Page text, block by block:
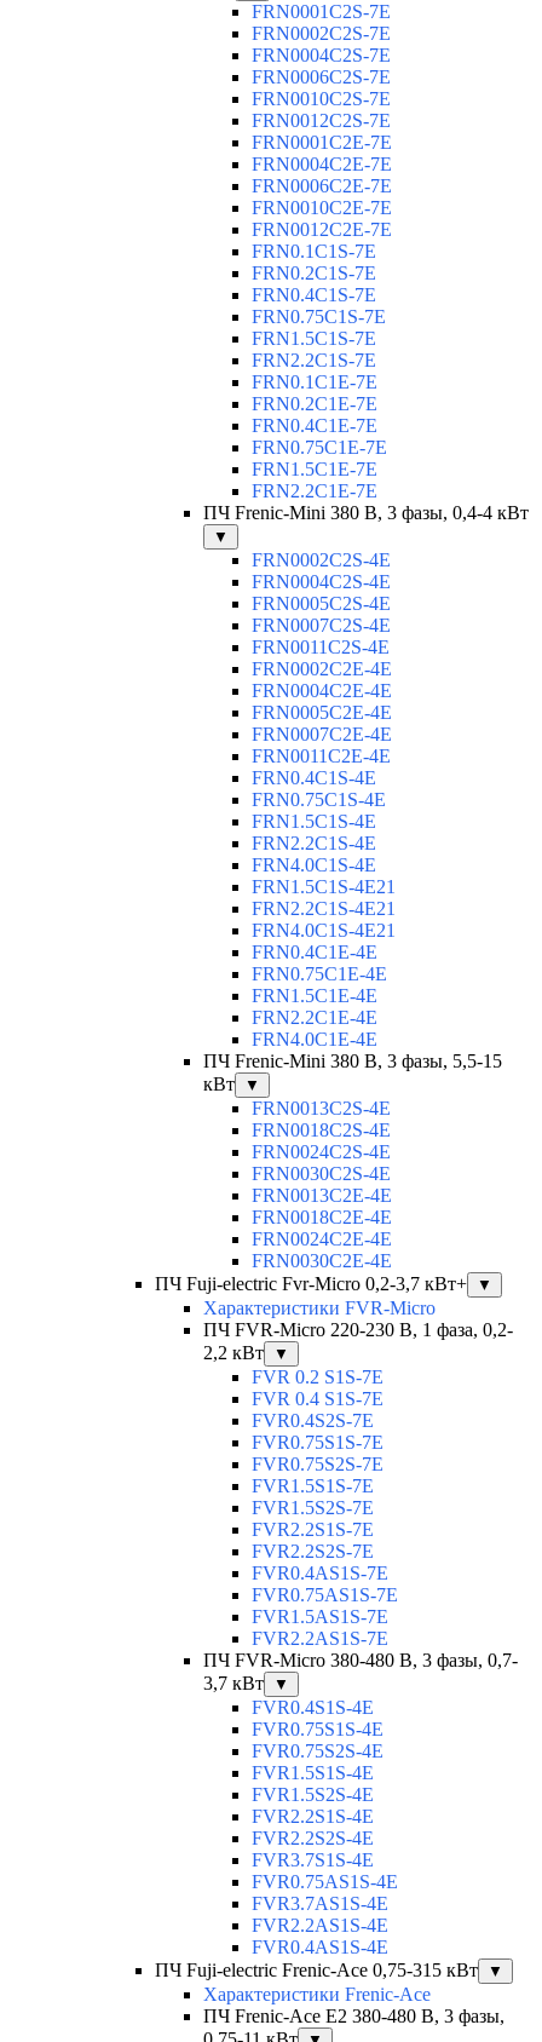
FRN0001C2S-7E
FRN0002C2S-7E
FRN0004C2S-7E
FRN0006C2S-7E
FRN0010C2S-7E
FRN0012C2S-7E
FRN0001C2E-7E
FRN0004C2E-7E
FRN0006C2E-7E
FRN0010C2E-7E
FRN0012C2E-7E
FRN0.1C1S-7E
FRN0.2C1S-7E
FRN0.4C1S-7E
FRN0.75C1S-7E
FRN1.5C1S-7E
FRN2.2C1S-7E
FRN0.1C1E-7E
FRN0.2C1E-7E
FRN0.4C1E-7E
FRN0.75C1E-7E
FRN1.5C1E-7E
FRN2.2C1E-7E
ПЧ Frenic-Mini 380 В, 3 фазы, 0,4-4 кВт
▼
FRN0002C2S-4E
FRN0004C2S-4E
FRN0005C2S-4E
FRN0007C2S-4E
FRN0011C2S-4E
FRN0002C2E-4E
FRN0004C2E-4E
FRN0005C2E-4E
FRN0007C2E-4E
FRN0011C2E-4E
FRN0.4C1S-4E
FRN0.75C1S-4E
FRN1.5C1S-4E
FRN2.2C1S-4E
FRN4.0C1S-4E
FRN1.5C1S-4E21
FRN2.2C1S-4E21
FRN4.0C1S-4E21
FRN0.4C1E-4E
FRN0.75C1E-4E
FRN1.5C1E-4E
FRN2.2C1E-4E
FRN4.0C1E-4E
ПЧ Frenic-Mini 380 В, 3 фазы, 5,5-15
кВт
▼
FRN0013C2S-4E
FRN0018C2S-4E
FRN0024C2S-4E
FRN0030C2S-4E
FRN0013C2E-4E
FRN0018C2E-4E
FRN0024C2E-4E
FRN0030C2E-4E
ПЧ Fuji-electric Fvr-Micro 0,2-3,7 кВт+
▼
Характеристики FVR-Micro
ПЧ FVR-Micro 220-230 В, 1 фаза, 0,2-
2,2 кВт
▼
FVR 0.2 S1S-7E
FVR 0.4 S1S-7E
FVR0.4S2S-7E
FVR0.75S1S-7E
FVR0.75S2S-7E
FVR1.5S1S-7E
FVR1.5S2S-7E
FVR2.2S1S-7E
FVR2.2S2S-7E
FVR0.4AS1S-7E
FVR0.75AS1S-7E
FVR1.5AS1S-7E
FVR2.2AS1S-7E
ПЧ FVR-Micro 380-480 В, 3 фазы, 0,7-
3,7 кВт
▼
FVR0.4S1S-4E
FVR0.75S1S-4E
FVR0.75S2S-4E
FVR1.5S1S-4E
FVR1.5S2S-4E
FVR2.2S1S-4E
FVR2.2S2S-4E
FVR3.7S1S-4E
FVR0.75AS1S-4E
FVR3.7AS1S-4E
FVR2.2AS1S-4E
FVR0.4AS1S-4E
ПЧ Fuji-electric Frenic-Ace 0,75-315 кВт
▼
Характеристики Frenic-Ace
ПЧ Frenic-Ace E2 380-480 В, 3 фазы,